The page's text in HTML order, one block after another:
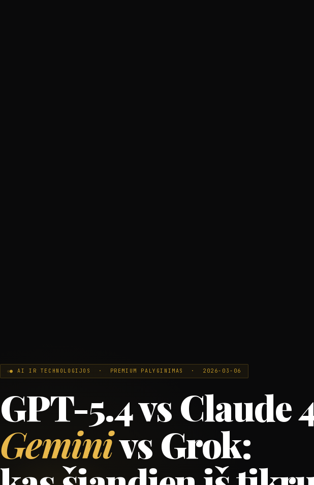
● AI IR TECHNOLOGIJOS · PREMIUM PALYGINIMAS · 2026-03-06
GPT-5.4 vs Claude
Geminivs Grok: